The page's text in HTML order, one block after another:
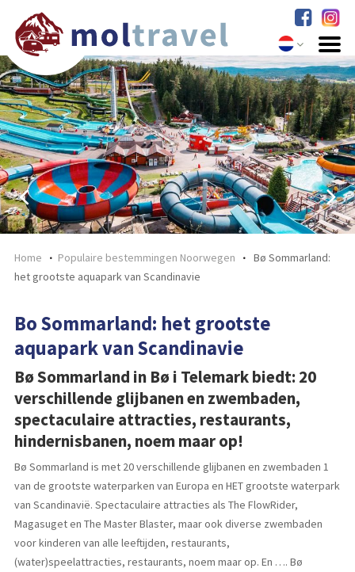
Home Populaire bestemmingen Noorwegen
Bø Sommarland:
het grootste aquapark van Scandinavie
Bo Sommarland: het grootste
aquapark van Scandinavie
Bø Sommarland in Bø i Telemark biedt: 20
verschillende glijbanen en zwembaden,
spectaculaire attracties, restaurants,
hindernisbanen, noem maar op!
Bø Sommarland is met 20 verschillende glijbanen en zwembaden 1
van de grootste waterparken van Europa en HET grootste waterpark
van Scandinavië. Spectaculaire attracties als The FlowRider,
Magasuget en The Master Blaster, maar ook diverse zwembaden
voor kinderen van alle leeftijden, restaurants,
(water)speelattracties, restaurants, noem maar op. En …. Bø